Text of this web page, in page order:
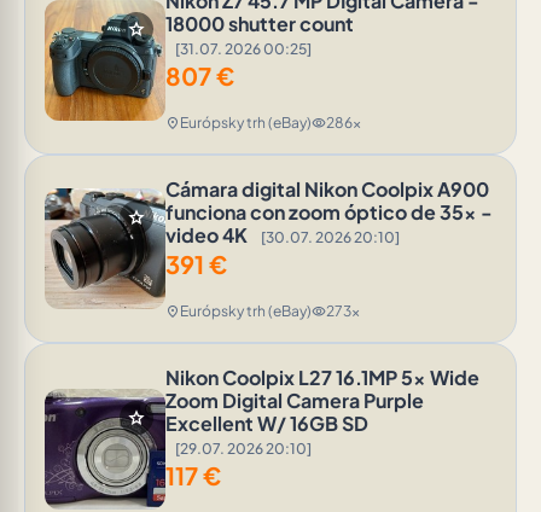
star
18000 shutter count
[31.07. 2026 00:25]
807€
location_on Európsky trh (eBay)visibility286x
star
Cámara digital Nikon Coolpix A900
funciona con zoom óptico de 35x -
video 4K
[30.07. 2026 20:10]
391 €
location_on Európsky trh (eBay)visibility273x
star
Nikon Coolpix L27 16.1MP 5x Wide
Zoom Digital Camera Purple
Excellent W/ 16GB SD
[29.07. 2026 20:10]
117€